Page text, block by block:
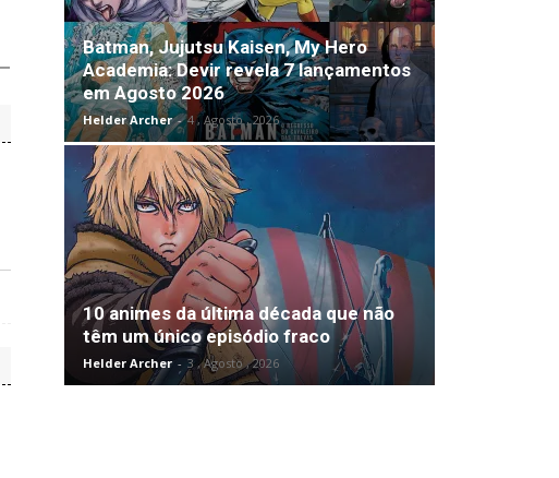
Batman, Jujutsu Kaisen, My Hero
Academia: Devir revela 7 lançamentos
em Agosto 2026
Helder Archer - 4 , Agosto , 2026
10 animes da última década que não
têm um único episódio fraco
Helder Archer - 3 , Agosto , 2026